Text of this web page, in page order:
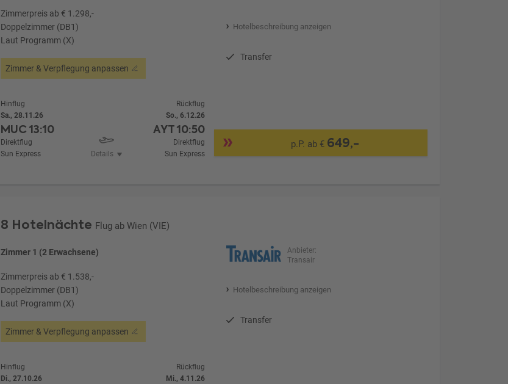
Zimmerpreis ab € 1.298,-
Doppelzimmer (DB1)
Laut Programm (X)
Zimmer & Verpflegung anpassen
Hotelbeschreibung anzeigen
Transfer
Hinflug
Sa., 28.11.26
MUC13:10
Direktflug
Sun Express
Details
Rückflug
So., 6.12.26
AYT10:50
Direktflug
Sun Express
p.P. ab € 649,-
8 Hotelnächte Flug ab Wien (VIE)
Zimmer 1 (2 Erwachsene)
Zimmerpreis ab € 1.538,-
Doppelzimmer (DB1)
Laut Programm (X)
Zimmer & Verpflegung anpassen
Anbieter:
Transair
Hotelbeschreibung anzeigen
Transfer
Hinflug
Di., 27.10.26
Rückflug
Mi., 4.11.26